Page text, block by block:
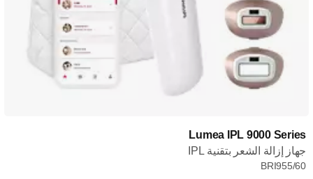
Lumea IPL 9000 Series
جهاز إزالة الشعر بتقنية IPL
BRI955/60